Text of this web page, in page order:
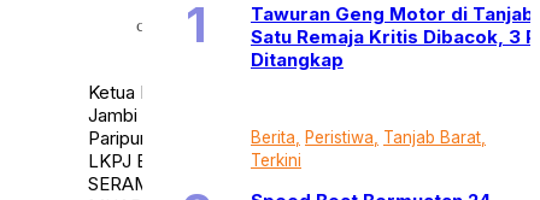
calendar_month30
Mar
2022
Ketua DPRD Muaro
Jambi Pimpin Rapat
Paripurna Penyampaian
LKPJ Bupati Tahun 2021
SERAMBIJAMBI.ID,
Tawuran Geng Motor di Tanjab
Satu Remaja Kritis Dibacok, 3
Ditangkap
Berita Peristiwa
Tanjab Barat
Terkini